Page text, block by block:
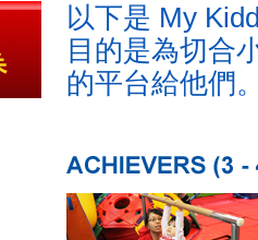
以下是 My
目的是為切合
的平台給他們